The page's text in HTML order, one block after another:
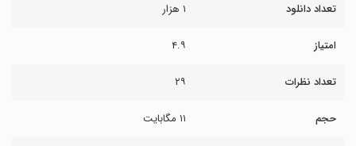
تعداد دانلود ۱ هزار
امتیاز ۴.۹
تعداد نظرات ۲۹
حجم ۱۱ مگابایت